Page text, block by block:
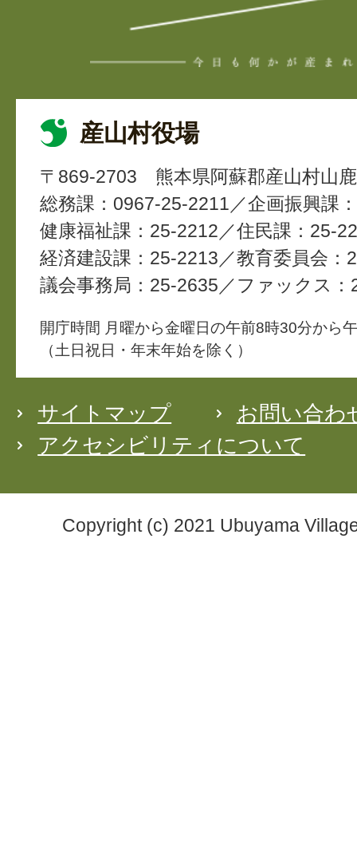
産山村役場
〒869-2703
熊本県阿蘇郡産山村山
総務課：0967-25-2211
企画振興課
健康福祉課：25-2212
住民課：25-
経済建設課：25-2213
教育委員会：
議会事務局：25-2635
ファックス：
開庁時間 月曜から金曜日の午前8時30分から
（土日祝日・年末年始を除く）
サイトマップ
お問い合わ
アクセシビリティについて
Copyright (c) 2021 Ubuyama